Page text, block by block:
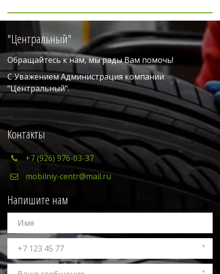
"Центральный"
Обращайтесь к нам, мы рады Вам помочь!
С Уважением Администрация компании
"Центральный".
Контакты
+7 (926) 976-03-37
mobilniy-centr@mail.ru
Напишите нам
*